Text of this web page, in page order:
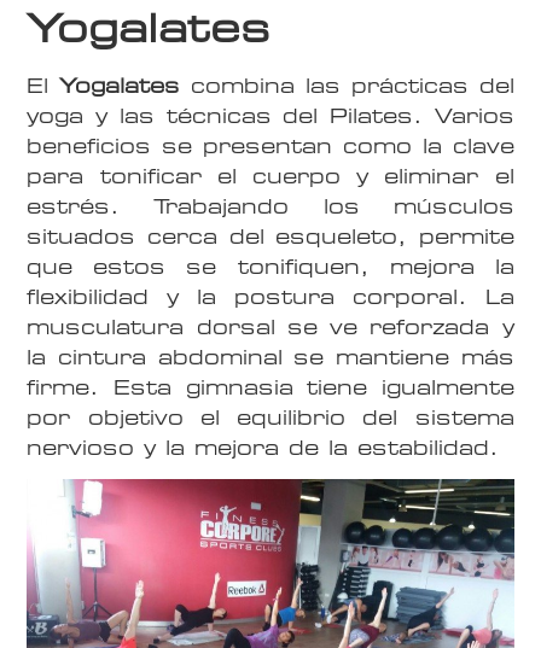
Yogalates
El Yogalates combina las prácticas del
yoga y las técnicas del Pilates. Varios
beneficios se presentan como la clave
para tonificar el cuerpo y eliminar el
estrés. Trabajando los músculos
situados cerca del esqueleto, permite
que estos se tonifiquen, mejora la
flexibilidad y la postura corporal. La
musculatura dorsal se ve reforzada y
la cintura abdominal se mantiene más
firme. Esta gimnasia tiene igualmente
por objetivo el equilibrio del sistema
nervioso y la mejora de la estabilidad.